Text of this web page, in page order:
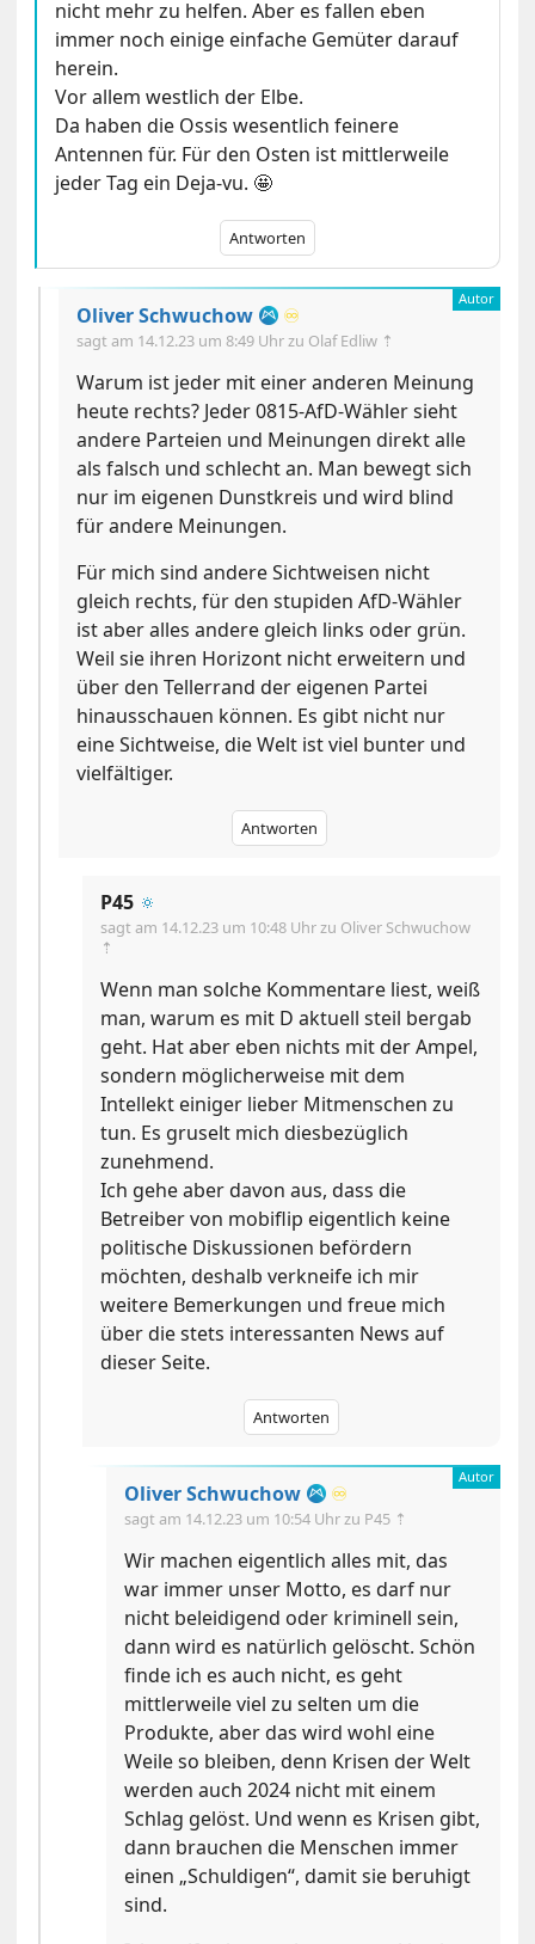
nicht mehr zu helfen. Aber es fallen eben
immer noch einige einfache Gemüter darauf
herein.
Vor allem westlich der Elbe.
Da haben die Ossis wesentlich feinere
Antennen für. Für den Osten ist mittlerweile
jeder Tag ein Deja-vu. 🤩
Antworten
Oliver Schwuchow ♾️
sagt am 14.12.23 um 8:49 Uhrzu Olaf Edliw ⇡
Warum ist jeder mit einer anderen Meinung
heute rechts? Jeder 0815-AfD-Wähler sieht
andere Parteien und Meinungen direkt alle
als falsch und schlecht an. Man bewegt sich
nur im eigenen Dunstkreis und wird blind
für andere Meinungen.
Für mich sind andere Sichtweisen nicht
gleich rechts, für den stupiden AfD-Wähler
ist aber alles andere gleich links oder grün.
Weil sie ihren Horizont nicht erweitern und
über den Tellerrand der eigenen Partei
hinausschauen können. Es gibt nicht nur
eine Sichtweise, die Welt ist viel bunter und
vielfältiger.
Antworten
P45 🔅
sagt am 14.12.23 um 10:48 Uhrzu Oliver Schwuchow
⇡
Wenn man solche Kommentare liest, weiß
man, warum es mit D aktuell steil bergab
geht. Hat aber eben nichts mit der Ampel,
sondern möglicherweise mit dem
Intellekt einiger lieber Mitmenschen zu
tun. Es gruselt mich diesbezüglich
zunehmend.
Ich gehe aber davon aus, dass die
Betreiber von mobiflip eigentlich keine
politische Diskussionen befördern
möchten, deshalb verkneife ich mir
weitere Bemerkungen und freue mich
über die stets interessanten News auf
dieser Seite.
Antworten
Oliver Schwuchow ♾️
sagt am 14.12.23 um 10:54 Uhrzu P45 ⇡
Wir machen eigentlich alles mit, das
war immer unser Motto, es darf nur
nicht beleidigend oder kriminell sein,
dann wird es natürlich gelöscht. Schön
finde ich es auch nicht, es geht
mittlerweile viel zu selten um die
Produkte, aber das wird wohl eine
Weile so bleiben, denn Krisen der Welt
werden auch 2024 nicht mit einem
Schlag gelöst. Und wenn es Krisen gibt,
dann brauchen die Menschen immer
einen „Schuldigen“, damit sie beruhigt
sind.